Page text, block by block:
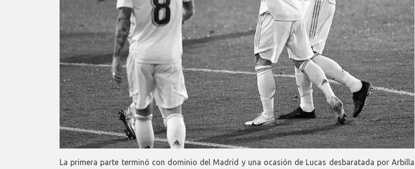
La primera parte terminó con dominio del Madrid y una ocasión de Lucas desbaratada por Arbilla